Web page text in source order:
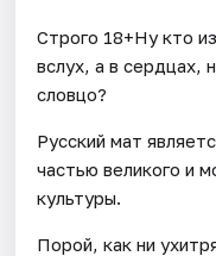
Строго 18+Ну кто
вслух, а в сердцах,
словцо?
Русский мат
частью великого и
культуры.
Порой, как ни